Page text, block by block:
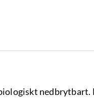
nedbrytbart.